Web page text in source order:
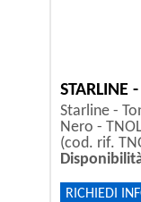
STARLINE
Starline -
Nero -
(cod. rif.
RICHIEDI